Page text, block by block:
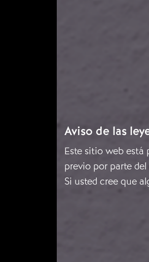
Aviso de las
Este sitio web está
previo por parte
Si usted cree que